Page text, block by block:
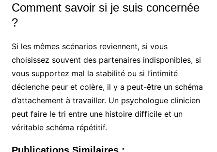
Comment savoir si je suis concernée
?
Si les mêmes scénarios reviennent, si vous
choisissez souvent des partenaires indisponibles, si
vous supportez mal la stabilité ou si l’intimité
déclenche peur et colère, il y a peut-être un schéma
d’attachement à travailler. Un psychologue clinicien
peut faire le tri entre une histoire difficile et un
véritable schéma répétitif.